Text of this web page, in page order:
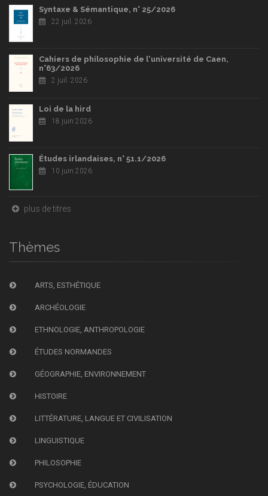
Syntaxe & Sémantique, n° 25/2026
22 juil. 2026
Cahiers de philosophie de l'université de Caen,
n°63/2026
2 juil. 2026
Loi de la hird
18 juin 2026
Études irlandaises, n° 51.1/2026
10 juin 2026
plus de titres
Thèmes
ARTS, ESTHÉTIQUE
ARCHÉOLOGIE
ETHNOLOGIE, ANTHROPOLOGIE
ÉTUDES NORMANDES
GÉOGRAPHIE, ENVIRONNEMENT
HISTOIRE
LITTÉRATURE, LANGUE ET CIVILISATION
LINGUISTIQUE
PHILOSOPHIE
PSYCHOLOGIE, ÉDUCATION